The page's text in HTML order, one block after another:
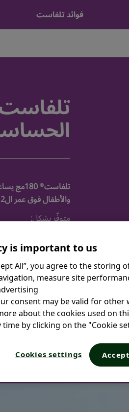
فوائد تلفاست
تلفاست® 180مج
والأطفال فوق عمر ال12 سنة
متوفّر بشكل:
١٥ قرص
is important to us.
All”, you agree to the storing
measure site
consent may be valid for other
about the cookies used on
time by clicking on the "Cookie
Cookies settings